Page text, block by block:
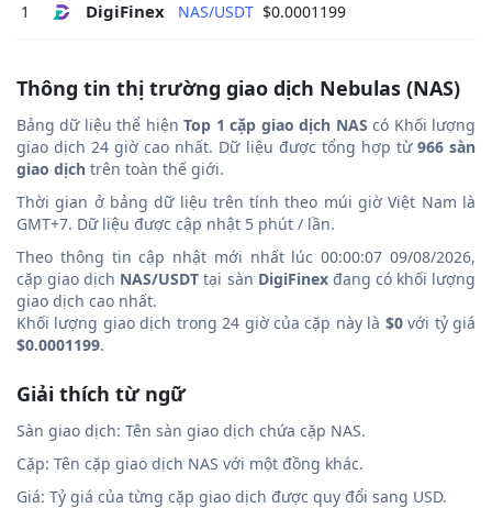
1 DigiFinex NAS/USDT $0.0001199
Thông tin thị trường giao dịch Nebulas (NAS)
Bảng dữ liệu thể hiệnTop 1 cặp giao dịch NAS có Khối lượng
giao dịch 24 giờ cao nhất. Dữ liệu được tổng hợp từ 966 sàn
giao dịch trên toàn thế giới.
Thời gian ở bảng dữ liệu trên tính theo múi giờ Việt Nam là
GMT+7. Dữ liệu được cập nhật 5 phút / lần.
Theo thông tin cập nhật mới nhất lúc 00:00:07 09/08/2026,
cặp giao dịch NAS/USDT tại sàn DigiFinexđang có khối lượng
giao dịch cao nhất.
Khối lượng giao dịch trong 24 giờ của cặp này là $0với tỷ giá
$0.0001199.
Giải thích từ ngữ
Sàn giao dịch: Tên sàn giao dịch chứa cặp NAS.
Cặp: Tên cặp giao dịch NAS với một đồng khác.
Giá: Tỷ giá của từng cặp giao dịch được quy đổi sang USD.